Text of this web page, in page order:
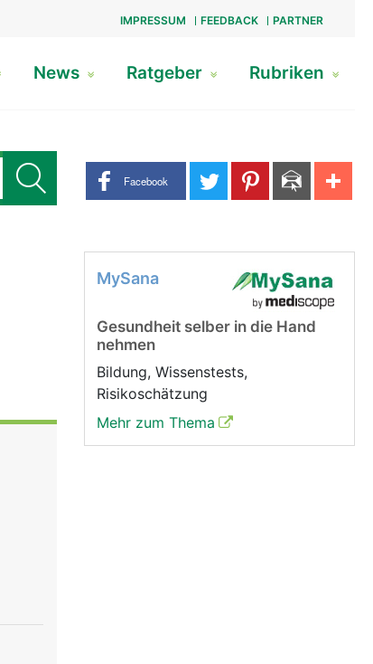
IMPRESSUM FEEDBACK PARTNER
News Ratgeber Rubriken
Share buttons
Facebook
MySana
Gesundheit selber in die Hand
nehmen
Bildung, Wissenstests,
Risikoschätzung
Mehr zum Thema